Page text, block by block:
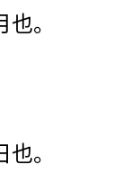
。
。